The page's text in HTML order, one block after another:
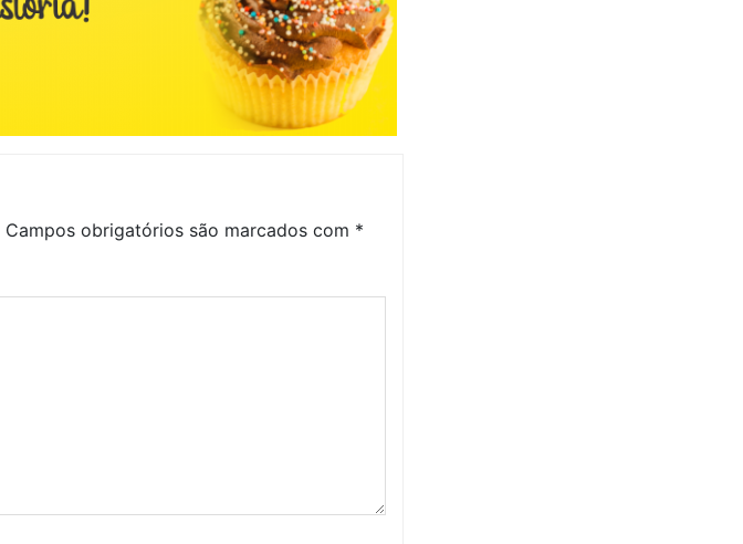
Campos obrigatórios são marcados com *